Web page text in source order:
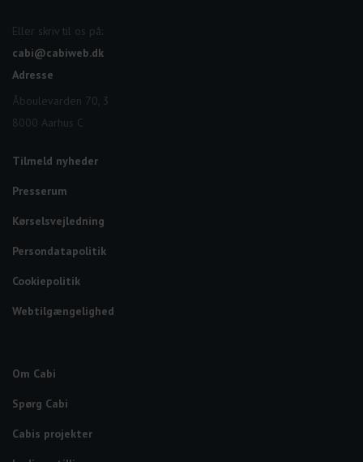
Eller skriv til os på:
cabi@cabiweb.dk
Adresse
Åboulevarden 70, 3
8000 Aarhus C
Tilmeld nyheder
Presserum
Kørselsvejledning
Persondatapolitik
Cookiepolitik
Webtilgængelighed
Om Cabi
Spørg Cabi
Cabis projekter